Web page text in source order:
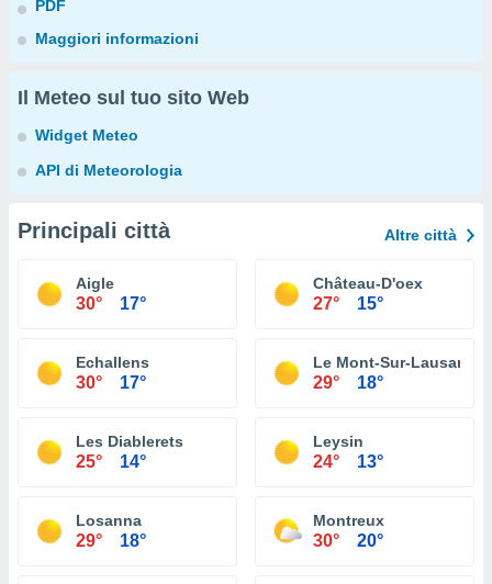
PDF
Maggiori informazioni
Il Meteo sul tuo sito Web
Widget Meteo
API di Meteorologia
Principali città Altre città
Aigle
30° 17°
Château-D'oex
27° 15°
Echallens
30° 17°
Le Mont-Sur-Lausanne
29° 18°
Les Diablerets
25° 14°
Leysin
24° 13°
Losanna
29° 18°
Montreux
30° 20°